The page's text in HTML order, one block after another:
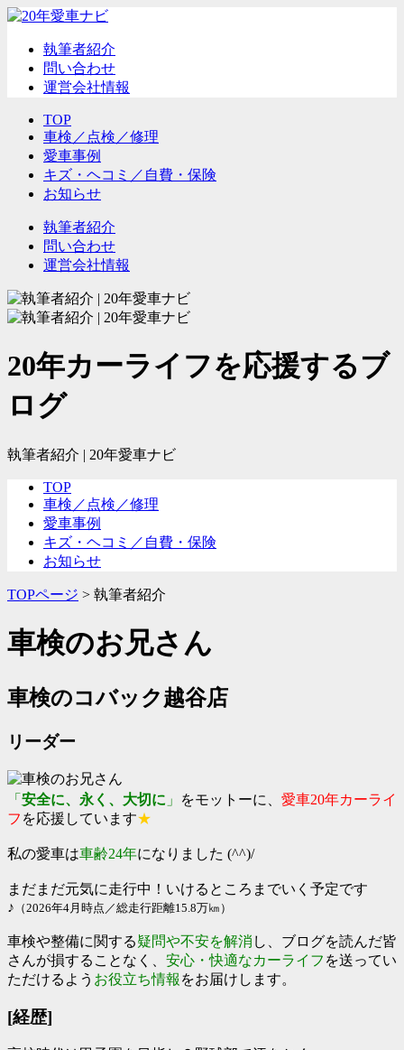
執筆者紹介
問い合わせ
運営会社情報
TOP
車検／点検／修理
愛車事例
キズ・ヘコミ／自費・保険
お知らせ
執筆者紹介
問い合わせ
運営会社情報
20年カーライフを応援するブ
ログ
執筆者紹介 | 20年愛車ナビ
TOP
車検／点検／修理
愛車事例
キズ・ヘコミ／自費・保険
お知らせ
TOPページ > 執筆者紹介
車検のお兄さん
車検のコバック越谷店
リーダー
「 安全に、永く、大切に 」 をモットーに、 愛車20年カーライ
フ を応援しています★
私の愛車は車齢24年になりました (^^)/
まだまだ元気に走行中！いけるところまでいく予定です
♪ （2026年4月時点／総走行距離15.8万㎞）
車検や整備に関する疑問や不安を解消 し、ブログを読んだ皆
さんが損することなく、 安心・快適なカーライフ を送ってい
ただけるよう お役立ち情報 をお届けします。
[経歴]